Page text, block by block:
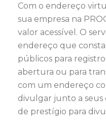
Com o endereço
sua empresa na
valor acessível. O
endereço que
públicos para
abertura ou para
com um endereço
divulgar junto a seus
de prestígio para